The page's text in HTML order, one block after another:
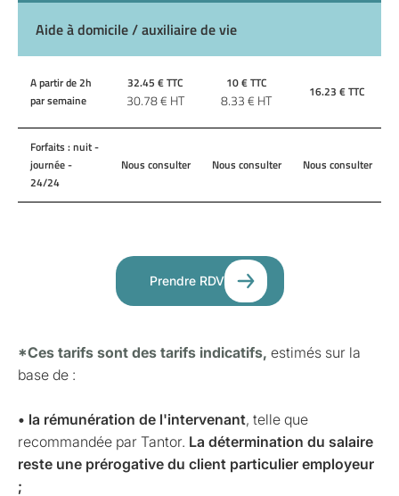
Aide à domicile / auxiliaire de vie
A partir de 2h
par semaine
32.45 € TTC
30.78€ HT
10€ TTC
8.33€ HT 16.23 € TTC
Forfaits : nuit -
journée -
24/24
Nous consulter Nous consulter Nous consulter
Prendre RDV
*Ces tarifs sont des tarifs indicatifs, estimés sur la
base de :
• la rémunération de l'intervenant, telle que
recommandée par Tantor. La détermination du salaire
reste une prérogative du client particulier employeur
;